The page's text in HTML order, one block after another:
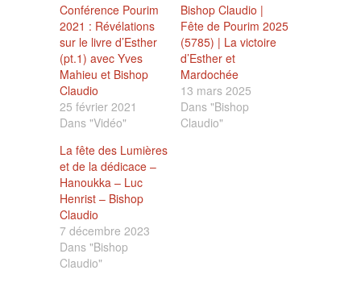
Conférence Pourim
2021 : Révélations
sur le livre d’Esther
(pt.1) avec Yves
Mahieu et Bishop
Claudio
25 février 2021
Dans "Vidéo"
Bishop Claudio |
Fête de Pourim 2025
(5785) | La victoire
d’Esther et
Mardochée
13 mars 2025
Dans "Bishop
Claudio"
La fête des Lumières
et de la dédicace –
Hanoukka – Luc
Henrist – Bishop
Claudio
7 décembre 2023
Dans "Bishop
Claudio"